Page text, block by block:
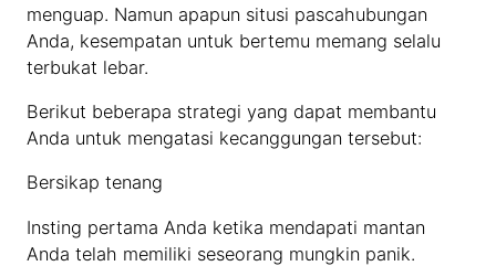
menguap. Namun apapun situsi pascahubungan
Anda, kesempatan untuk bertemu memang selalu
terbukat lebar.
Berikut beberapa strategi yang dapat membantu
Anda untuk mengatasi kecanggungan tersebut:
Bersikap tenang
Insting pertama Anda ketika mendapati mantan
Anda telah memiliki seseorang mungkin panik.